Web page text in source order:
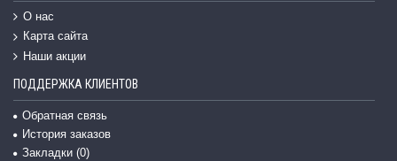
О нас
Карта сайта
Наши акции
ПОДДЕРЖКА КЛИЕНТОВ
Обратная связь
История заказов
Закладки (0)